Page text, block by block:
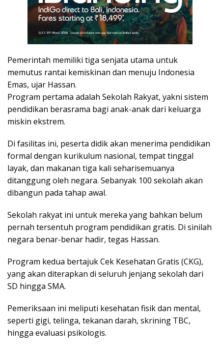
Pemerintah memiliki tiga senjata utama untuk
memutus rantai kemiskinan dan menuju Indonesia
Emas, ujar Hassan.
Program pertama adalah Sekolah Rakyat, yakni sistem
pendidikan berasrama bagi anak-anak dari keluarga
miskin ekstrem.
Di fasilitas ini, peserta didik akan menerima pendidikan
formal dengan kurikulum nasional, tempat tinggal
layak, dan makanan tiga kali seharisemuanya
ditanggung oleh negara. Sebanyak 100 sekolah akan
dibangun pada tahap awal.
Sekolah rakyat ini untuk mereka yang bahkan belum
pernah tersentuh program pendidikan gratis. Di sinilah
negara benar-benar hadir, tegas Hassan.
Program kedua bertajuk Cek Kesehatan Gratis (CKG),
yang akan diterapkan di seluruh jenjang sekolah dari
SD hingga SMA.
Pemeriksaan ini meliputi kesehatan fisik dan mental,
seperti gigi, telinga, tekanan darah, skrining TBC,
hingga evaluasi psikologis.